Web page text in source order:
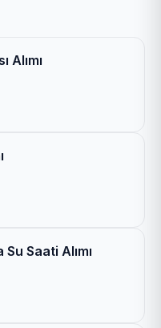
Alımı
Saati Alımı